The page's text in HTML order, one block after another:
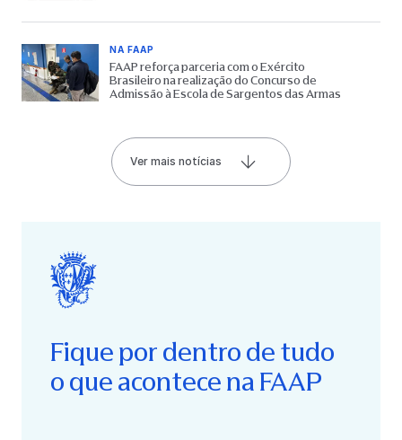
NA FAAP
FAAP reforça parceria com o Exército
Brasileiro na realização do Concurso de
Admissão à Escola de Sargentos das Armas
Ver mais notícias
Fique por dentro de tudo
o que acontece na FAAP